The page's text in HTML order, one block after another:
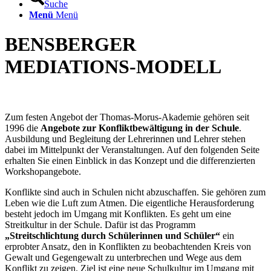
Suche
Menü Menü
BENSBERGER
MEDIATIONS-MODELL
Zum festen Angebot der Thomas-Morus-Akademie gehören seit
1996 die Angebote zur Konfliktbewältigung in der Schule.
Ausbildung und Begleitung der Lehrerinnen und Lehrer stehen
dabei im Mittelpunkt der Veranstaltungen. Auf den folgenden Seite
erhalten Sie einen Einblick in das Konzept und die differenzierten
Workshopangebote.
Konflikte sind auch in Schulen nicht abzuschaffen. Sie gehören zum
Leben wie die Luft zum Atmen. Die eigentliche Herausforderung
besteht jedoch im Umgang mit Konflikten. Es geht um eine
Streitkultur in der Schule. Dafür ist das Programm
„Streitschlichtung durch Schülerinnen und Schüler“ ein
erprobter Ansatz, den in Konflikten zu beobachtenden Kreis von
Gewalt und Gegengewalt zu unterbrechen und Wege aus dem
Konflikt zu zeigen. Ziel ist eine neue Schulkultur im Umgang mit